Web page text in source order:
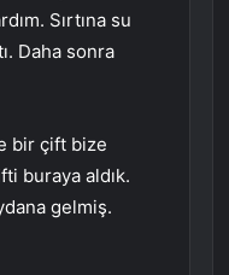
Sırtına su
Daha sonra
bir çift bize
buraya aldık.
gelmiş.